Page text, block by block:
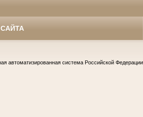
автоматизированная система Российской